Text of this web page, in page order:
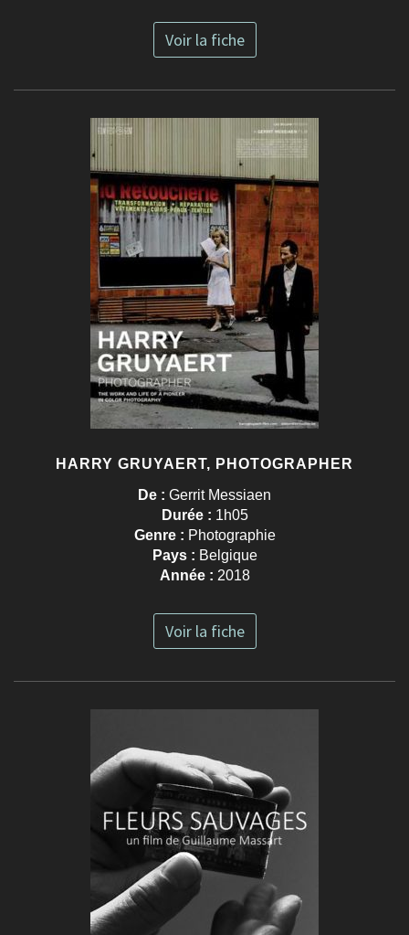
Voir la fiche
HARRY GRUYAERT, PHOTOGRAPHER
De : Gerrit Messiaen
Durée : 1h05
Genre : Photographie
Pays : Belgique
Année : 2018
Voir la fiche